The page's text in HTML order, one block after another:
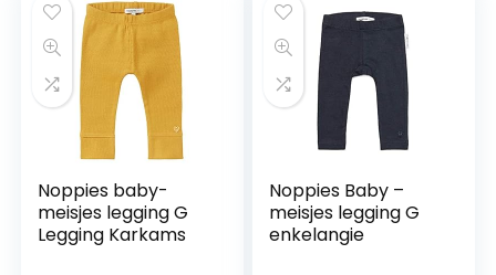
Noppies baby-
meisjes legging G
Legging Karkams
Noppies Baby –
meisjes legging G
enkelangie